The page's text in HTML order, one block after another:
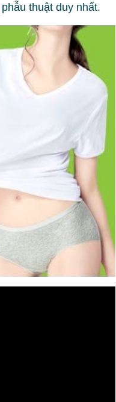
thuật duy nhất.